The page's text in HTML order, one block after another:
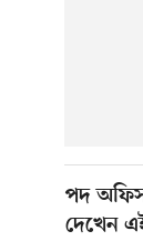
পদ অফিস
দেখেন